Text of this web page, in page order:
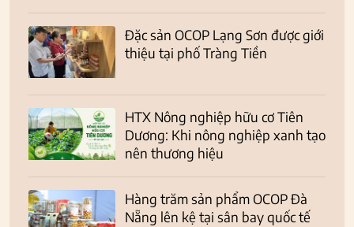
Đặc sản OCOP Lạng Sơn được giới
thiệu tại phố Tràng Tiền
HTX Nông nghiệp hữu cơ Tiên
Dương: Khi nông nghiệp xanh tạo
nên thương hiệu
Hàng trăm sản phẩm OCOP Đà
Nẵng lên kệ tại sân bay quốc tế